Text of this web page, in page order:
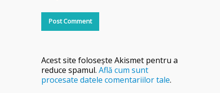
Acest site folosește Akismet pentru a
reduce spamul. Află cum sunt
procesate datele comentariilor tale.